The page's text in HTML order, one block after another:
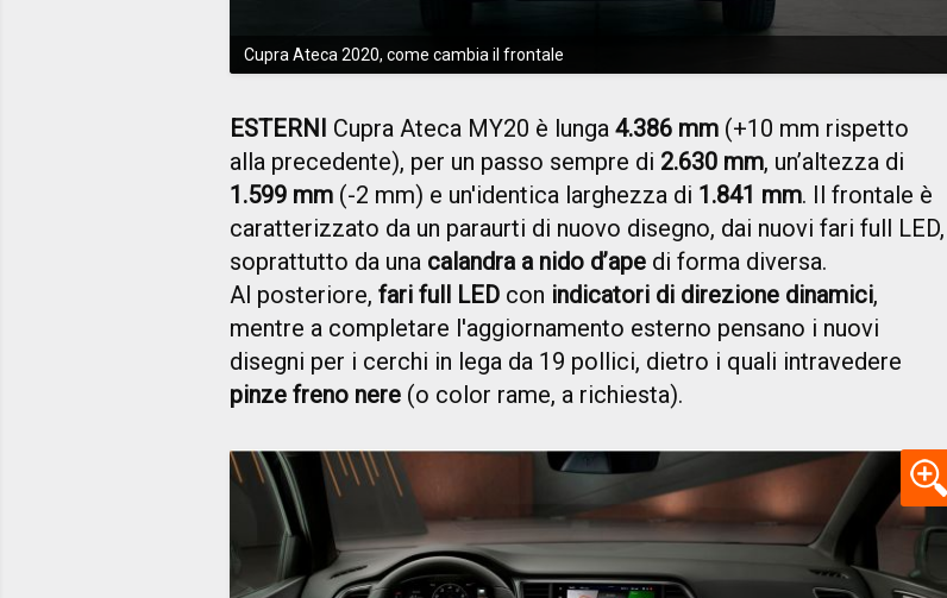
Cupra Ateca 2020, come cambia il frontale
ESTERNI Cupra Ateca MY20 è lunga 4.386 mm (+10 mm rispetto
alla precedente), per un passo sempre di 2.630 mm, un’altezza di
1.599 mm (-2 mm) e un'identica larghezza di 1.841 mm. Il frontale è
caratterizzato da un paraurti di nuovo disegno, dai nuovi fari full LED,
soprattutto da una calandra a nido d’ape di forma diversa.
Al posteriore, fari full LED con indicatori di direzione dinamici,
mentre a completare l'aggiornamento esterno pensano i nuovi
disegni per i cerchi in lega da 19 pollici, dietro i quali intravedere
pinze freno nere (o color rame, a richiesta).